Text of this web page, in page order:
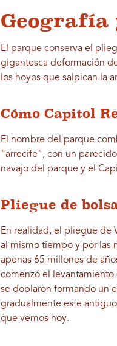
Geografía
El parque conserva el
gigantesca deformación
los hoyos que salpican la
Cómo Capitol
El nombre del parque
"arrecife", con un
navajo del parque y el
Pliegue de
En realidad, el pliegue de
al mismo tiempo y por las
apenas 65 millones de
comenzó el levantamiento
se doblaron formando un
gradualmente este
que vemos hoy.